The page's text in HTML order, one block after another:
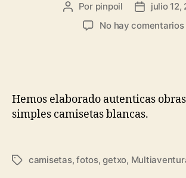
Por pinpoil
julio 12,
No hay comentarios
Hemos elaborado autenticas
simples camisetas blancas.
camisetas,fotos,getxo,